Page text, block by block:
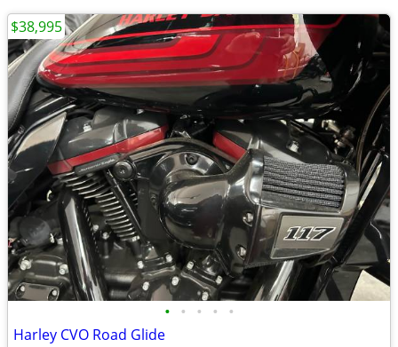
• • • • •
Harley CVO Road Glide
$38,995